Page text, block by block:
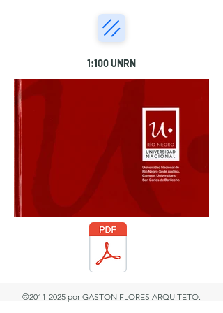
1:100 UNRN
©2011-2025 por GASTON FLORES ARQUITETO.